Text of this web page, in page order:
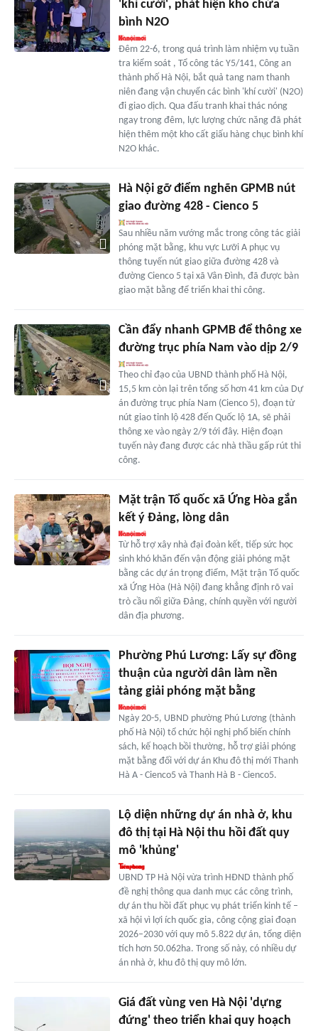
'khí cười', phát hiện kho chứa
bình N2O
Đêm 22-6, trong quá trình làm nhiệm vụ tuần
tra kiểm soát , Tổ công tác Y5/141, Công an
thành phố Hà Nội, bắt quả tang nam thanh
niên đang vận chuyển các bình 'khí cười' (N2O)
đi giao dịch. Qua đấu tranh khai thác nóng
ngay trong đêm, lực lượng chức năng đã phát
hiện thêm một kho cất giấu hàng chục bình khí
N2O khác.
Hà Nội gỡ điểm nghẽn GPMB nút
giao đường 428 - Cienco 5
Sau nhiều năm vướng mắc trong công tác giải
phóng mặt bằng, khu vực Lưỡi A phục vụ
thông tuyến nút giao giữa đường 428 và
đường Cienco 5 tại xã Vân Đình, đã được bàn
giao mặt bằng để triển khai thi công.
Cần đẩy nhanh GPMB để thông xe
đường trục phía Nam vào dịp 2/9
Theo chỉ đạo của UBND thành phố Hà Nội,
15,5 km còn lại trên tổng số hơn 41 km của Dự
án đường trục phía Nam (Cienco 5), đoạn từ
nút giao tỉnh lộ 428 đến Quốc lộ 1A, sẽ phải
thông xe vào ngày 2/9 tới đây. Hiện đoạn
tuyến này đang được các nhà thầu gấp rút thi
công.
Mặt trận Tổ quốc xã Ứng Hòa gắn
kết ý Đảng, lòng dân
Từ hỗ trợ xây nhà đại đoàn kết, tiếp sức học
sinh khó khăn đến vận động giải phóng mặt
bằng các dự án trọng điểm, Mặt trận Tổ quốc
xã Ứng Hòa (Hà Nội) đang khẳng định rõ vai
trò cầu nối giữa Đảng, chính quyền với người
dân địa phương.
Phường Phú Lương: Lấy sự đồng
thuận của người dân làm nền
tảng giải phóng mặt bằng
Ngày 20-5, UBND phường Phú Lương (thành
phố Hà Nội) tổ chức hội nghị phổ biến chính
sách, kế hoạch bồi thường, hỗ trợ giải phóng
mặt bằng đối với dự án Khu đô thị mới Thanh
Hà A - Cienco5 và Thanh Hà B - Cienco5.
Lộ diện những dự án nhà ở, khu
đô thị tại Hà Nội thu hồi đất quy
mô 'khủng'
UBND TP Hà Nội vừa trình HĐND thành phố
đề nghị thông qua danh mục các công trình,
dự án thu hồi đất phục vụ phát triển kinh tế –
xã hội vì lợi ích quốc gia, công cộng giai đoạn
2026–2030 với quy mô 5.822 dự án, tổng diện
tích hơn 50.062ha. Trong số này, có nhiều dự
án nhà ở, khu đô thị quy mô lớn.
Giá đất vùng ven Hà Nội 'dựng
đứng' theo triển khai quy hoạch